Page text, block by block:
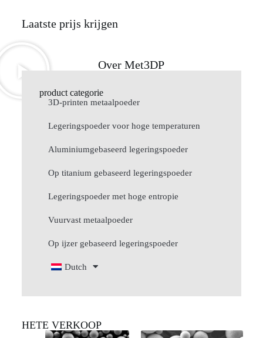
Laatste prijs krijgen
Over Met3DP
product categorie
3D-printen metaalpoeder
Legeringspoeder voor hoge temperaturen
Aluminiumgebaseerd legeringspoeder
Op titanium gebaseerd legeringspoeder
Legeringspoeder met hoge entropie
Vuurvast metaalpoeder
Op ijzer gebaseerd legeringspoeder
Dutch
HETE VERKOOP